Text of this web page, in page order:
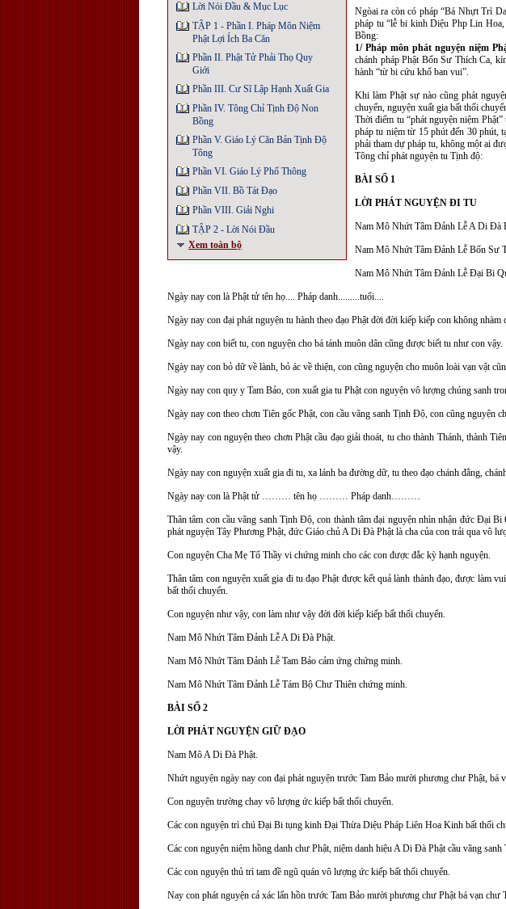
Lời Nói Đầu & Mục Lục
TẬP 1 - Phần I. Pháp Môn Niệm
Phật Lợi Ích Ba Căn
Phần II. Phật Tử Phải Thọ Quy
Giới
Phần III. Cư Sĩ Lập Hạnh Xuất Gia
Phần IV. Tông Chỉ Tịnh Độ Non
Bồng
Phần V. Giáo Lý Căn Bản Tịnh Độ
Tông
Phần VI. Giáo Lý Phổ Thông
Phần VII. Bồ Tát Đạo
Phần VIII. Giải Nghi
TẬP 2 - Lời Nói Đầu
Xem toàn bộ
Ngòai ra còn có pháp “Bá Nhựt Trì
pháp tu “lễ bi kinh Diệu Php Lin
Bồng:
1/ Pháp môn phát nguyện niệm
chánh pháp Phật Bổn Sư Thích Ca,
hành “từ bi cứu khổ ban vui”.
Khi làm Phật sự nào cũng phát
chuyển, nguyện xuất gia bất thối
Thời điểm tu “phát nguyện niệm
pháp tu niệm từ 15 phút đến 30 phút,
phải tham dự pháp tu, không một ai
Tông chỉ phát nguyện tu Tịnh độ:
BÀI SỐ 1
LỜI PHÁT NGUYỆN ĐI TU
Nam Mô Nhứt Tâm Đảnh Lễ A Di Đà
Nam Mô Nhứt Tâm Đảnh Lễ Bổn Sư
Nam Mô Nhứt Tâm Đảnh Lễ Đại Bi
Ngày nay con là Phật tử tên họ.... Pháp danh.........tuổi....
Ngày nay con đại phát nguyện tu hành theo đạo Phật đời đời kiếp kiếp con không nhàm
Ngày nay con biết tu, con nguyện cho bá tánh muôn dân cũng được biết tu như con vậy.
Ngày nay con bỏ dữ về lành, bỏ ác về thiện, con cũng nguyện cho muôn loài vạn vật
Ngày nay con quy y Tam Bảo, con xuất gia tu Phật con nguyện vô lượng chúng sanh
Ngày nay con theo chơn Tiên gốc Phật, con cầu vãng sanh Tịnh Độ, con cũng nguyện
Ngày nay con nguyện theo chơn Phật cầu đạo giải thoát, tu cho thành Thánh, thành
vậy.
Ngày nay con nguyện xuất gia đi tu, xa lánh ba đường dữ, tu theo đạo chánh đẳng,
Ngày nay con là Phật tử ……… tên họ ……… Pháp danh………
Thân tâm con cầu vãng sanh Tịnh Độ, con thành tâm đại nguyện nhìn nhận đức Đại
phát nguyện Tây Phương Phật, đức Giáo chủ A Di Đà Phật là cha của con trải qua vô
Con nguyện Cha Mẹ Tổ Thầy vi chứng minh cho các con được đắc kỳ hạnh nguyện.
Thân tâm con nguyện xuất gia đi tu đạo Phật được kết quả lành thành đạo, được làm
bất thối chuyển.
Con nguyện như vậy, con làm như vậy đời đời kiếp kiếp bất thối chuyển.
Nam Mô Nhứt Tâm Đảnh Lễ A Di Đà Phật.
Nam Mô Nhứt Tâm Đảnh Lễ Tam Bảo cảm ứng chứng minh.
Nam Mô Nhứt Tâm Đảnh Lễ Tám Bộ Chư Thiên chứng minh.
BÀI SỐ 2
LỜI PHÁT NGUYỆN GIỮ ĐẠO
Nam Mô A Di Đà Phật.
Nhứt nguyện ngày nay con đại phát nguyện trước Tam Bảo mười phương chư Phật, bá
Con nguyện trường chay vô lượng ức kiếp bất thối chuyển.
Các con nguyện trì chú Đại Bi tụng kinh Đại Thừa Diệu Pháp Liên Hoa Kinh bất thối
Các con nguyện niệm hồng danh chư Phật, niệm danh hiệu A Di Đà Phật cầu vãng
Các con nguyện thủ trì tam đề ngũ quán vô lượng ức kiếp bất thối chuyển.
Nay con phát nguyện cả xác lẩn hồn trước Tam Bảo mười phương chư Phật bá vạn chư